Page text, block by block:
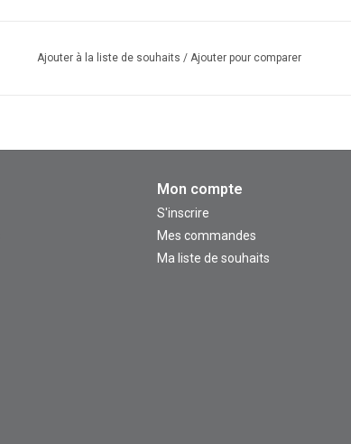
Ajouter à la liste de souhaits / Ajouter pour comparer
Mon compte
S'inscrire
Mes commandes
Ma liste de souhaits